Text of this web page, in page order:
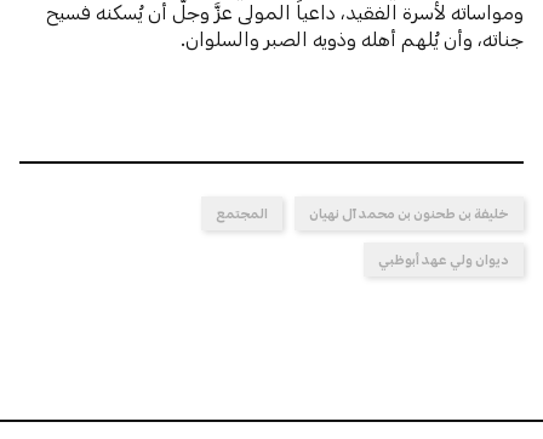
ومواساته لأسرة الفقيد، داعياً المولى عزَّ وجلَّ أن يُسكنه فسيح
جناته، وأن يُلهم أهله وذويه الصبر والسلوان.
خليفة بن طحنون بن محمد آل نهيان المجتمع
ديوان ولي عهد أبوظبي